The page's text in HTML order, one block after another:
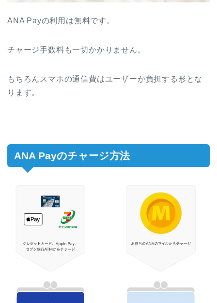
ANA Payの利用は無料です。
チャージ手数料も一切かかりません。
もちろんスマホの通信費はユーザーが負担する形とな
ります。
ANA Payのチャージ方法